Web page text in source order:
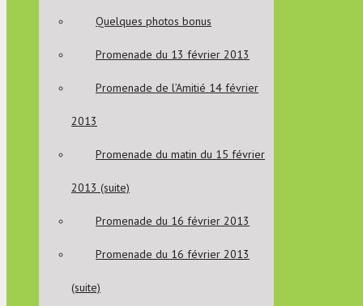
Quelques photos bonus
Promenade du 13 février 2013
Promenade de l’Amitié 14 février
2013
Promenade du matin du 15 février
2013 (suite)
Promenade du 16 février 2013
Promenade du 16 février 2013
(suite)